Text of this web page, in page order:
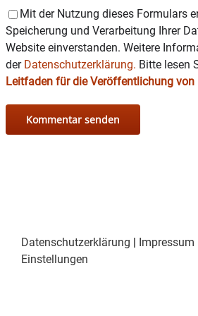
erhielten mehrere Aufnahmen
für den Opus Klassik und den
Deutschen Schallplattenkritik.
Beide Virtuosen sind
künstlerische Leiter gefragt und
Professoren in ihrem Fach an
Musikhochschulen.
in der Touristinfo im Rathaus
Mit der Nutzung dieses Formulars
Speicherung und Verarbeitung Ihrer
Website einverstanden. Weitere
der Datenschutzerklärung. Bitte lesen
Leitfaden für die Veröffentlichung von
Datenschutzerklärung | Impressum
Einstellungen